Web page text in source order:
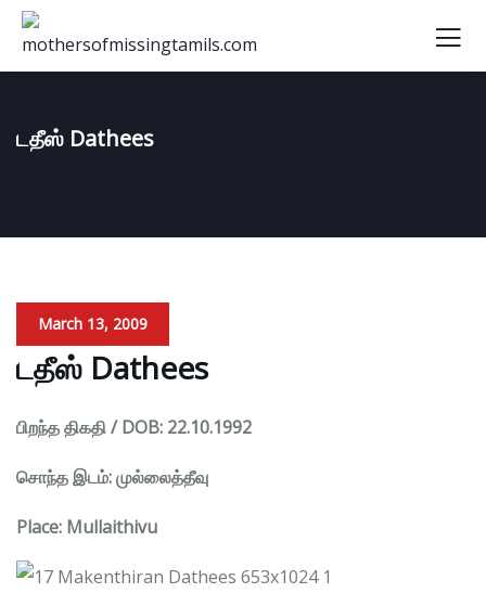
டதீஸ் Dathees
March 13, 2009
டதீஸ் Dathees
பிறந்த திகதி / DOB: 22.10.1992
சொந்த இடம்: முல்லைத்தீவு
Place: Mullaithivu